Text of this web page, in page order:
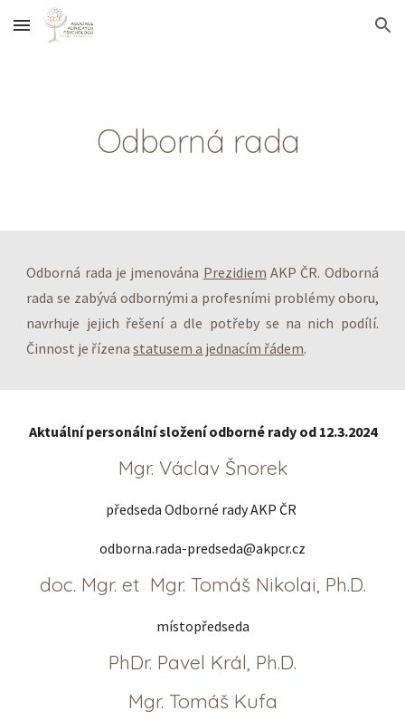
Skip to main content Skip to navigation
Odborná rada
Odborná rada je jmenována Prezidiem AKP ČR. Odborná
rada se zabývá odbornými a profesními problémy oboru,
navrhuje jejich řešení a dle potřeby se na nich podílí.
Činnost je řízenastatusem a jednacím řádem.
Aktuální personální složení odborné rady od 12.3.2024
Mgr. Václav Šnorek
předseda Odborné rady AKP ČR
odborna.rada-predseda@akpcr.cz
doc. Mgr. et Mgr. Tomáš Nikolai, Ph.D.
místopředseda
PhDr. Pavel Král, Ph.D.
Mgr. Tomáš Kufa